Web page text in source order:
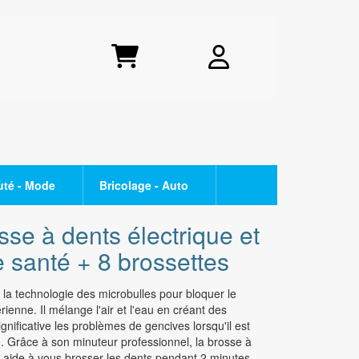
Série Find X
Série Reno
Série A
SMARTPHONE PETIT BUDGET
Raclette - crêpière
Plaque de cuisson
Friteuse
Appareil à fondue
BEAUTE
- Mode Bricolage - Auto
à dents électrique et
santé + 8 brossettes
technologie des microbulles pour bloquer le
Il mélange l'air et l'eau en créant des
les problèmes de gencives lorsqu'il est
Grâce à son minuteur professionnel, la brosse à